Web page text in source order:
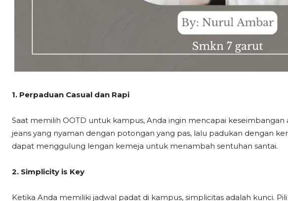
1. Perpaduan Casual dan Rapi
Saat memilih OOTD untuk kampus, Anda ingin mencapai keseimbangan
jeans yang nyaman dengan potongan yang pas, lalu padukan dengan
dapat menggulung lengan kemeja untuk menambah sentuhan santai.
2. Simplicity is Key
Ketika Anda memiliki jadwal padat di kampus, simplicitas adalah kunci.